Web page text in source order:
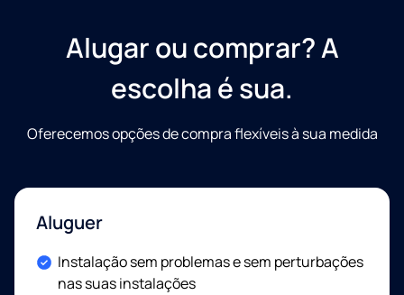
Alugar ou comprar? A
escolha é sua.
Oferecemos opções de compra flexíveis à sua medida
Aluguer
Included:
Instalação sem problemas e sem perturbações
nas suas instalações